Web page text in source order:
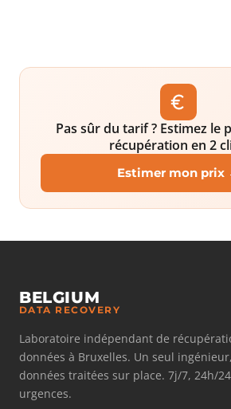
Pas sûr du tarif ? Estimez le
récupération en 2
Estimer mon prix
BELGIUM
DATA RECOVERY
Laboratoire indépendant de
données à Bruxelles. Un seul
données traitées sur place. 7j/7, 24h/
urgences.